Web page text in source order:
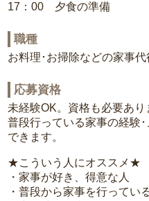
17：00 夕食の準備
職種
お料理･お掃除などの家事代
応募資格
未経験OK。資格も必要あり
普段行っている家事の経験
できます。
★こういう人にオススメ★
・家事が好き、得意な人
・普段から家事を行ってい